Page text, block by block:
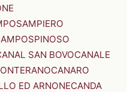
SAN BOVOCANALE
CANARO
ED ARNONECANDA